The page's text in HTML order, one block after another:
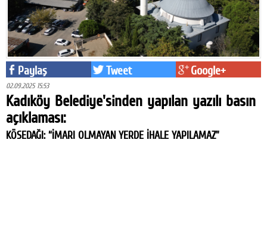
Paylaş Tweet Google+
02.09.2025 15:53
Kadıköy Belediye'sinden yapılan yazılı basın
açıklaması:
KÖSEDAĞI: “İMARI OLMAYAN YERDE İHALE YAPILAMAZ”